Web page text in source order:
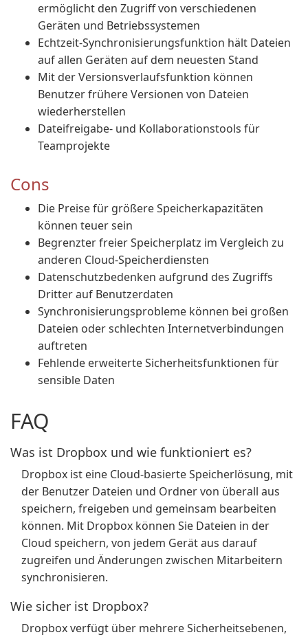
ermöglicht den Zugriff von verschiedenen
Geräten und Betriebssystemen
Echtzeit-Synchronisierungsfunktion hält Dateien
auf allen Geräten auf dem neuesten Stand
Mit der Versionsverlaufsfunktion können
Benutzer frühere Versionen von Dateien
wiederherstellen
Dateifreigabe- und Kollaborationstools für
Teamprojekte
Cons
Die Preise für größere Speicherkapazitäten
können teuer sein
Begrenzter freier Speicherplatz im Vergleich zu
anderen Cloud-Speicherdiensten
Datenschutzbedenken aufgrund des Zugriffs
Dritter auf Benutzerdaten
Synchronisierungsprobleme können bei großen
Dateien oder schlechten Internetverbindungen
auftreten
Fehlende erweiterte Sicherheitsfunktionen für
sensible Daten
FAQ
Was ist Dropbox und wie funktioniert es?
Dropbox ist eine Cloud-basierte Speicherlösung, mit
der Benutzer Dateien und Ordner von überall aus
speichern, freigeben und gemeinsam bearbeiten
können. Mit Dropbox können Sie Dateien in der
Cloud speichern, von jedem Gerät aus darauf
zugreifen und Änderungen zwischen Mitarbeitern
synchronisieren.
Wie sicher ist Dropbox?
Dropbox verfügt über mehrere Sicherheitsebenen,